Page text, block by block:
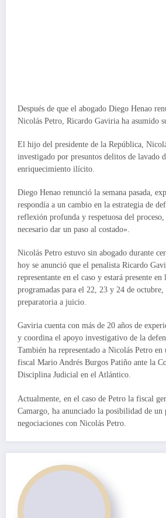
Después de que el abogado Diego Henao
Nicolás Petro, Ricardo Gaviria ha asumido
El hijo del presidente de la República,
investigado por presuntos delitos de lavado
enriquecimiento ilícito.
Diego Henao renunció la semana pasada,
respondía a un cambio en la estrategia de
reflexión profunda y respetuosa del proceso,
necesario dar un paso al costado».
Nicolás Petro estuvo sin abogado durante
hoy se anunció que el penalista Ricardo
representante en el caso y estará presente
programadas para el 22, 23 y 24 de octubre,
preparatoria a juicio.
Gaviria cuenta con más de 20 años de
y coordina el apoyo investigativo de la
También ha representado a Nicolás Petro en
fiscal Mario Andrés Burgos Patiño ante la
Disciplina Judicial en el Atlántico.
Actualmente, en el caso de Petro la fiscal
Camargo, ha anunciado la posibilidad de un
negociaciones con Nicolás Petro.